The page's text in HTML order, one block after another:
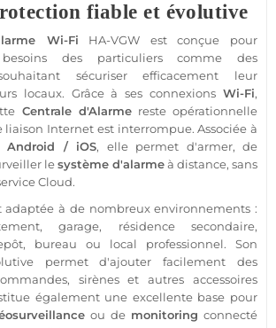
fiable et évolutive
Wi-Fi HA-VGW est conçue pour
des particuliers comme des
sécuriser efficacement leur
locaux. Grâce à ses connexions Wi-Fi,
Centrale d'Alarmereste opérationnelle
Internet est interrompue. Associée à
Android / iOS, elle permet d'armer, de
lesystème d'alarmeà distance, sans
Cloud.
adaptée à de nombreux environnements :
garage, résidence secondaire,
bureau ou local professionnel. Son
permet d'ajouter facilement des
sirènes et autres accessoires
également une excellente base pour
ou de monitoring connecté